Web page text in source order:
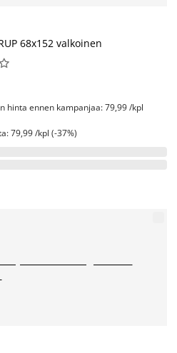
68x152 valkoinen
hinta ennen kampanjaa: 79,99 /kpl
79,99 /kpl (-37%)